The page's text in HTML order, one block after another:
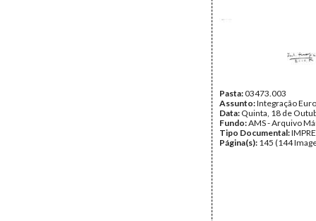
Pasta:03473.003
Assunto:Integração
Data: Quinta, 18 de
Fundo:AMS - Arquivo
Tipo Documental:
Página(s): 145 (144